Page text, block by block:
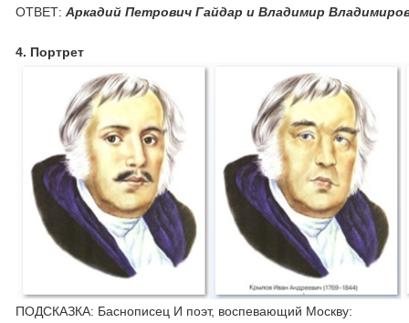
ОТВЕТ: Аркадий Петрович Гайдар и Владимир
4. Портрет
ПОДСКАЗКА: Баснописец И поэт, воспевающий Москву: